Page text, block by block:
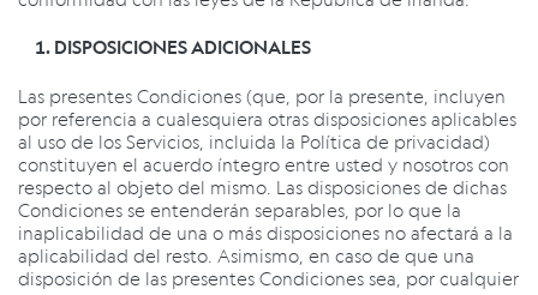
DISPOSICIONES ADICIONALES
Las presentes Condiciones (que, por la presente, incluyen
por referencia a cualesquiera otras disposiciones aplicables
al uso de los Servicios, incluida la Política de privacidad)
constituyen el acuerdo íntegro entre usted y nosotros con
respecto al objeto del mismo. Las disposiciones de dichas
Condiciones se entenderán separables, por lo que la
inaplicabilidad de una o más disposiciones no afectará a la
aplicabilidad del resto. Asimismo, en caso de que una
disposición de las presentes Condiciones sea, por cualquier